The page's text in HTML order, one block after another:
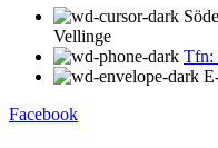
Vellinge
Tfn:
Facebook